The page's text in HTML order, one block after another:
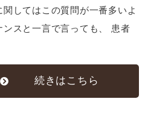
してはこの質問が一番多いよ
スと一言で言っても、 患者
続きはこちら